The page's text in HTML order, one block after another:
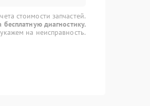
стоимости запчастей.
бесплатную диагностику.
на неисправность.